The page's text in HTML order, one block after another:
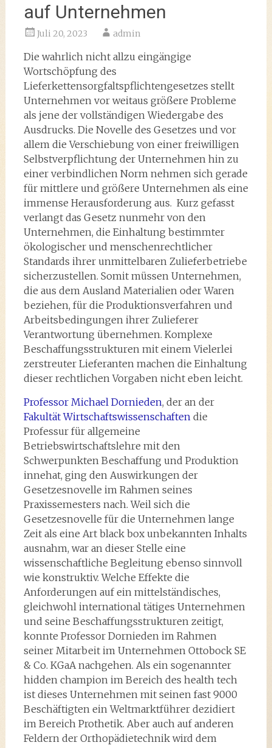
auf Unternehmen
Juli 20, 2023 admin
Die wahrlich nicht allzu eingängige
Wortschöpfung des
Lieferkettensorgfaltspflichtengesetzes stellt
Unternehmen vor weitaus größere Probleme
als jene der vollständigen Wiedergabe des
Ausdrucks. Die Novelle des Gesetzes und vor
allem die Verschiebung von einer freiwilligen
Selbstverpflichtung der Unternehmen hin zu
einer verbindlichen Norm nehmen sich gerade
für mittlere und größere Unternehmen als eine
immense Herausforderung aus. Kurz gefasst
verlangt das Gesetz nunmehr von den
Unternehmen, die Einhaltung bestimmter
ökologischer und menschenrechtlicher
Standards ihrer unmittelbaren Zulieferbetriebe
sicherzustellen. Somit müssen Unternehmen,
die aus dem Ausland Materialien oder Waren
beziehen, für die Produktionsverfahren und
Arbeitsbedingungen ihrer Zulieferer
Verantwortung übernehmen. Komplexe
Beschaffungsstrukturen mit einem Vielerlei
zerstreuter Lieferanten machen die Einhaltung
dieser rechtlichen Vorgaben nicht eben leicht.
Professor Michael Dornieden, der an der
Fakultät Wirtschaftswissenschaften die
Professur für allgemeine
Betriebswirtschaftslehre mit den
Schwerpunkten Beschaffung und Produktion
innehat, ging den Auswirkungen der
Gesetzesnovelle im Rahmen seines
Praxissemesters nach. Weil sich die
Gesetzesnovelle für die Unternehmen lange
Zeit als eine Art black box unbekannten Inhalts
ausnahm, war an dieser Stelle eine
wissenschaftliche Begleitung ebenso sinnvoll
wie konstruktiv. Welche Effekte die
Anforderungen auf ein mittelständisches,
gleichwohl international tätiges Unternehmen
und seine Beschaffungsstrukturen zeitigt,
konnte Professor Dornieden im Rahmen
seiner Mitarbeit im Unternehmen Ottobock SE
& Co. KGaA nachgehen. Als ein sogenannter
hidden champion im Bereich des health tech
ist dieses Unternehmen mit seinen fast 9000
Beschäftigten ein Weltmarktführer dezidiert
im Bereich Prothetik. Aber auch auf anderen
Feldern der Orthopädietechnik wird dem